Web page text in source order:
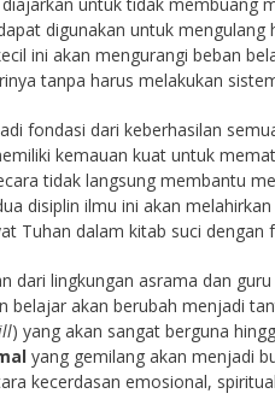
digunakan untuk
ini akan mengurangi beban
tanpa harus melakukan
fondasi dari keberhasilan
kemauan kuat untuk
tidak langsung membantu
disiplin ilmu ini akan
Tuhan dalam kitab suci
dari lingkungan asrama dan
belajar akan berubah menjadi
) yang akan sangat berguna
yang gemilang akan menjadi
kecerdasan emosional,